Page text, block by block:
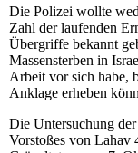
Die Polizei wollte
Zahl der laufenden
Übergriffe bekannt
Massensterben in
Arbeit vor sich habe,
Anklage erheben
Die Untersuchung
Vorstoßes von Lahav